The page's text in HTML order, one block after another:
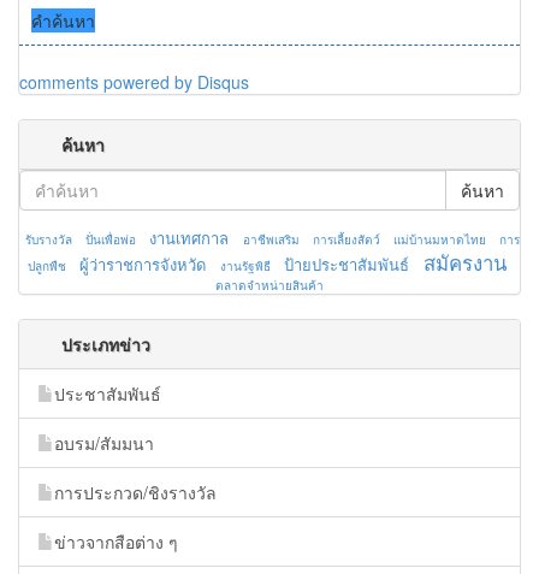
คำค้นหา
comments powered by Disqus
ค้นหา
ค้นหา
รับรางวัล ปั่นเพื่อพ่อ งานเทศกาล อาชีพเสริม การเลี้ยงสัตว์ แม่บ้านมหาดไทย
การ
ปลูกพืช
ผู้ว่าราชการจังหวัด งานรัฐพิธี ป้ายประชาสัมพันธ์ สมัครงาน
ตลาดจำหน่ายสินค้า
ประเภทข่าว
ประชาสัมพันธ์
อบรม/สัมมนา
การประกวด/ชิงรางวัล
ข่าวจากสือต่าง ๆ